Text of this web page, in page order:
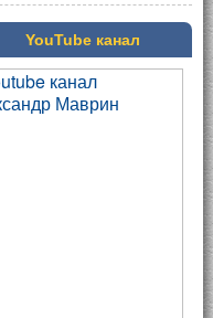
YouTube канал